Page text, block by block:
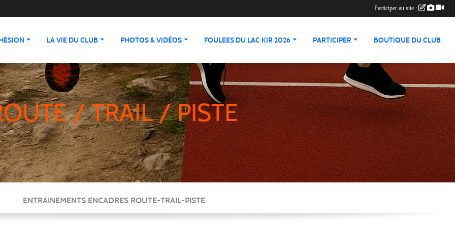
LA VIE DU CLUB PHOTOS & VIDÉOS FOULEES DU LAC KIR 2026 PARTICIPER BOUTIQUE DU CLUB
/ TRAIL / PISTE
ENTRAINEMENTS ENCADRES ROUTE-TRAIL-PISTE
Participer au site :